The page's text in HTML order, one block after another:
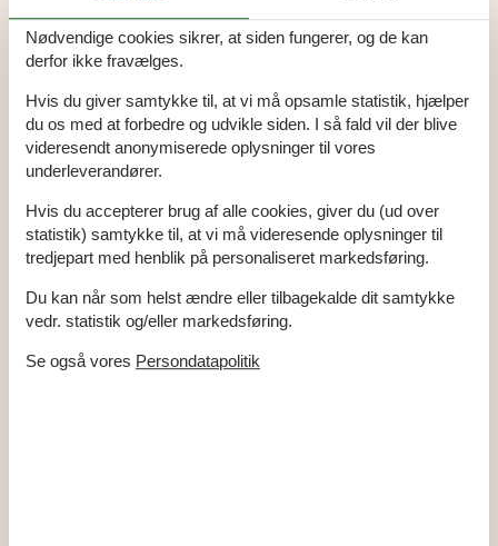
Opvaskemaskine
Mikrobølgeovn
Fryser (liter) 100
Kaffemaskine - filter
Elkedel
Emhætte
Industriovn
2
Køleskab med frys 200
Antal opvaskemaskiner
Antal emhætter 2
Antal komfurer 2
Antal ovne 2
Antal kaffemaskiner 2
Antal frysere 1
Badeværelse
WC 5
Nødvendige cookies sikrer, at siden fungerer, og de kan
derfor ikke fravælges.
Hvis du giver samtykke til, at vi må opsamle statistik, hjælper
du os med at forbedre og udvikle siden. I så fald vil der blive
videresendt anonymiserede oplysninger til vores
underleverandører.
Hvis du accepterer brug af alle cookies, giver du (ud over
statistik) samtykke til, at vi må videresende oplysninger til
tredjepart med henblik på personaliseret markedsføring.
Du kan når som helst ændre eller tilbagekalde dit samtykke
vedr. statistik og/eller markedsføring.
Se også vores Persondatapolitik